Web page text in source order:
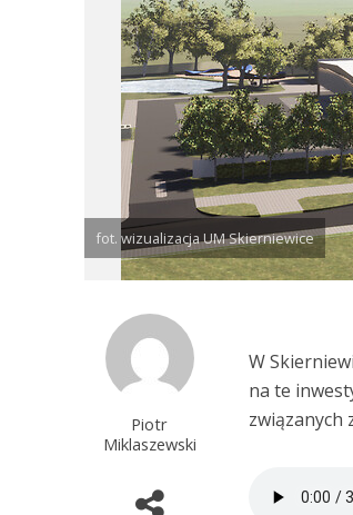
fot. wizualizacja UM Skierniewice
Piotr
Miklaszewski
W
na te
związanych